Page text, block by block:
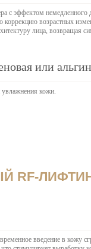
с эффектом немедленного
коррекцию возрастных
лица, возвращая
или
увлажнения кожи.
RF-
введение в кожу